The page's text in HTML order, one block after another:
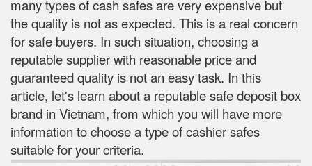
many types of cash safes are very expensive but
the quality is not as expected. This is a real concern
for safe buyers. In such situation, choosing a
reputable supplier with reasonable price and
guaranteed quality is not an easy task. In this
article, let's learn about a reputable safe deposit box
brand in Vietnam, from which you will have more
information to choose a type of cashier safes
suitable for your criteria.